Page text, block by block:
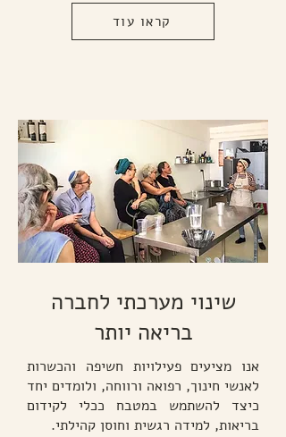
קראו עוד
שינוי מערכתי לחברה
בריאה יותר
אנו מציעים פעילויות חשיפה והכשרות
לאנשי חינוך, רפואה ורווחה, ולומדים יחד
כיצד להשתמש במטבח ככלי לקידום
בריאות, למידה רגשית וחוסן קהילתי.